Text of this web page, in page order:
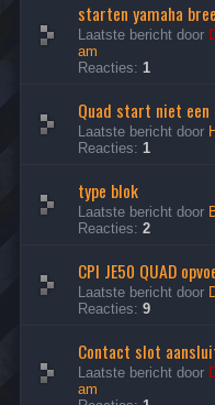
starten yamaha
Laatste bericht door
am
Reacties: 1
Quad start niet
Laatste bericht door
Reacties: 1
type blok
Laatste bericht door
Reacties: 2
CPI JE50 QUAD
Laatste bericht door
Reacties: 9
Contact slot
Laatste bericht door
am